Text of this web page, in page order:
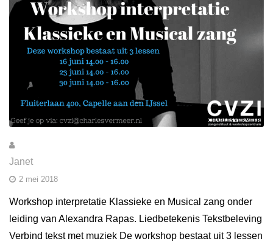
Janet
2 mei 2018
Workshop interpretatie Klassieke en Musical zang onder
leiding van Alexandra Rapas. Liedbetekenis Tekstbeleving
Verbind tekst met muziek De workshop bestaat uit 3 lessen